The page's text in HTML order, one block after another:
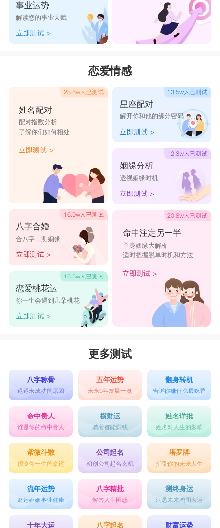
事业运势
解读您的事业天赋
恋爱情感
姓名配对
配对指数分析
了解你们如何相处
八字合婚
合八字，测姻缘
恋爱桃花运
你一生会遇到几朵桃花
星座配对
解开你和他的缘分密码
姻缘分析
透视姻缘时机
命中注定另一半
单身姻缘大解析
适时把握脱单时机和方法
更多测试
八字称骨
迟迟未成功的原因
五年运势
未来5年发展一览
翻身转机
告诉你赚什么最吃香
命中贵人
谁是你的命中贵人
横财运
躺着都能赚钱
姓名详批
姓名对人生的影响
紫微斗数
预测你一生的命运
公司起名
初创公司起名玄机
塔罗牌
指引你的未来人生
流年运势
财运婚姻事业健康
八字精批
解答人生困惑
测终身运
洞悉未来鸿图大运
十年大运 八字起名 财富运势